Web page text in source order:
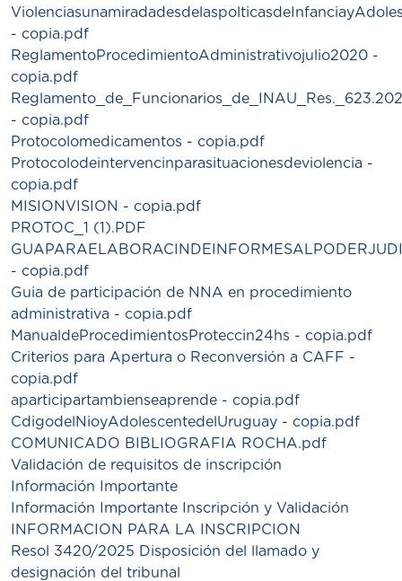
- copia.pdf
ReglamentoProcedimientoAdministrativojulio2020 -
copia.pdf
- copia.pdf
Protocolomedicamentos - copia.pdf
Protocolodeintervencinparasituacionesdeviolencia -
copia.pdf
MISIONVISION - copia.pdf
PROTOC_1 (1).PDF
- copia.pdf
Guia de participación de NNA en procedimiento
administrativa - copia.pdf
ManualdeProcedimientosProteccin24hs - copia.pdf
Criterios para Apertura o Reconversión a CAFF -
copia.pdf
aparticipartambienseaprende - copia.pdf
CdigodelNioyAdolescentedelUruguay - copia.pdf
COMUNICADO BIBLIOGRAFIA ROCHA.pdf
Validación de requisitos de inscripción
Información Importante
Información Importante Inscripción y Validación
INFORMACION PARA LA INSCRIPCION
Resol 3420/2025 Disposición del llamado y
designación del tribunal